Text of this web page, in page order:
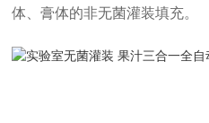
体、膏体的非无菌灌装填充。